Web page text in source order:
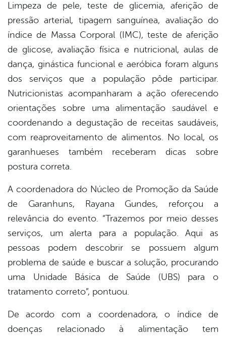
Limpeza de pele, teste de glicemia, aferição de
pressão arterial, tipagem sanguínea, avaliação do
índice de Massa Corporal (IMC), teste de aferição
de glicose, avaliação física e nutricional, aulas de
dança, ginástica funcional e aeróbica foram alguns
dos serviços que a população pôde participar.
Nutricionistas acompanharam a ação oferecendo
orientações sobre uma alimentação saudável e
coordenando a degustação de receitas saudáveis,
com reaproveitamento de alimentos. No local, os
garanhueses também receberam dicas sobre
postura correta.
A coordenadora do Núcleo de Promoção da Saúde
de Garanhuns, Rayana Gundes, reforçou a
relevância do evento. “Trazemos por meio desses
serviços, um alerta para a população. Aqui as
pessoas podem descobrir se possuem algum
problema de saúde e buscar a solução, procurando
uma Unidade Básica de Saúde (UBS) para o
tratamento correto”, pontuou.
De acordo com a coordenadora, o índice de
doenças relacionado à alimentação tem